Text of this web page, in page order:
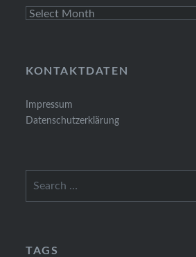
Archives
KONTAKTDATEN
Impressum
Datenschutzerklärung
TAGS